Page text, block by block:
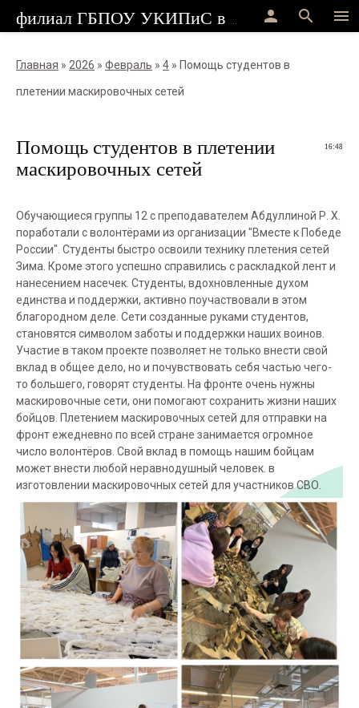
menu
search
person
Главная » 2026 » Февраль » 4 » Помощь студентов в
плетении маскировочных сетей
16:48
Помощь студентов в плетении
маскировочных сетей
Обучающиеся группы 12 с преподавателем Абдуллиной Р. Х.
поработали с волонтёрами из организации "Вместе к Победе
России". Студенты быстро освоили технику плетения сетей
Зима. Кроме этого успешно справились с раскладкой лент и
нанесением насечек. Студенты, вдохновленные духом
единства и поддержки, активно поучаствовали в этом
благородном деле. Сети созданные руками студентов,
становятся символом заботы и поддержки наших воинов.
Участие в таком проекте позволяет не только внести свой
вклад в общее дело, но и почувствовать себя частью чего-
то большего, говорят студенты. На фронте очень нужны
маскировочные сети, они помогают сохранить жизни наших
бойцов. Плетением маскировочных сетей для отправки на
фронт ежедневно по всей стране занимается огромное
число волонтёров. Свой вклад в помощь нашим бойцам
может внести любой неравнодушный человек. в
изготовлении маскировочных сетей для участников СВО.